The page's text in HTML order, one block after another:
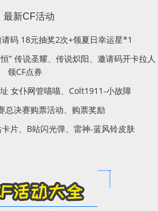
最新CF活动
码 18元抽奖2次+领夏日幸运星*1
” 传说圣耀、传说炽阳、邀请码开卡拉人
领CF点券
女仆网管喵喵、Colt1911-小故障
总决赛购票活动、购票奖励
片、B站闪光弹、雷神-蓝风铃皮肤